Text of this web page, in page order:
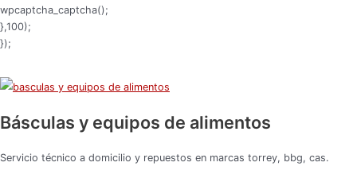
Básculas y equipos de alimentos
Servicio técnico a domicilio y repuestos en marcas torrey, bbg, cas.
wpcaptcha_captcha();
},100);
});